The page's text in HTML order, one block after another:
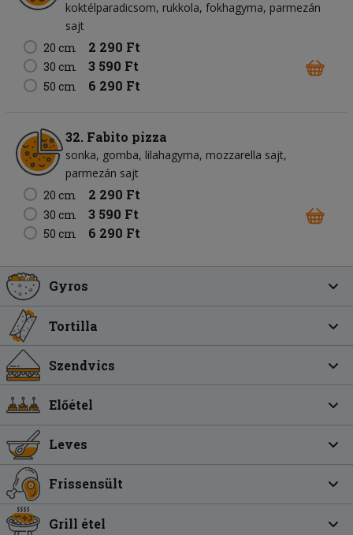
koktélparadicsom rukkola fokhagyma parmezán
sajt
20 cm
2 290 Ft
30 cm 3 590 Ft
50 cm 6 290 Ft
32. Fabito pizza
sonka gomba lilahagyma mozzarella sajt
parmezán sajt
20 cm
2 290 Ft
30 cm 3 590 Ft
50 cm 6 290 Ft
Gyros
Tortilla
Szendvics
Előétel
Leves
Frissensült
Grill étel